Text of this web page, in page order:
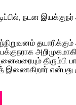
நடன இயக்குநர்
திரும்பி
என்பது